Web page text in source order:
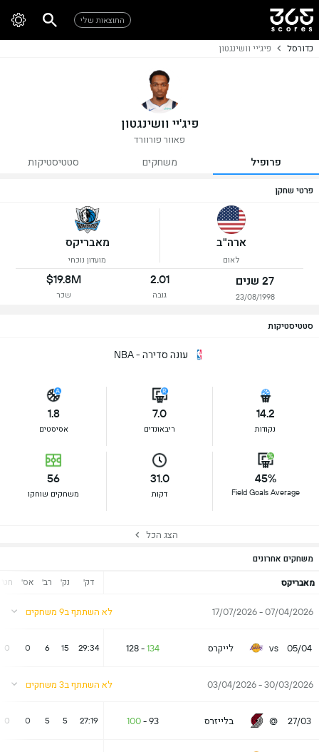
התוצאות שלי
כדורסל פיג'יי וושינגטון
פיג'יי וושינגטון
פאוור פורוורד
פרופיל משחקים סטטיסטיקות
פרטי שחקן
ארה"ב
לאום
מאבריקס
מועדון נוכחי
27 שנים
23/08/1998
2.01
גובה
$19.8M
שכר
סטטיסטיקות
עונה סדירה - NBA
14.2
נקודות
7.0
ריבאונדים
1.8
אסיסטים
45%
Field Goals Average
31.0
דקות
56
משחקים שוחקו
הצג הכל
משחקים אחרונים
מאבריקס דק' נק' רב' אס' חט'
07/04/2026 - 17/07/2026 לא השתתף ב9 משחקים
05/04
vs לייקרס 134
-
128
29:34
15
6
0
0
30/03/2026 - 03/04/2026 לא השתתף ב3 משחקים
27/03
@ בלייזרס 93
-
100
27:19
5
5
0
0